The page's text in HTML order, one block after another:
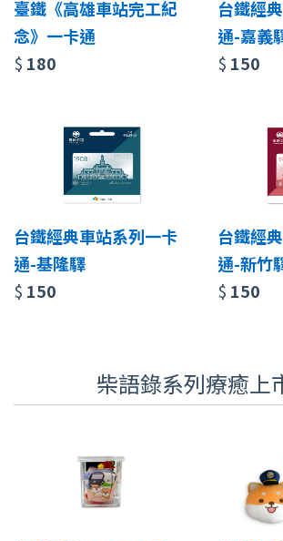
臺鐵《高雄車站完工紀
念》一卡通
$ 180
台鐵經
通-嘉義
$ 150
台鐵經典車站系列一卡
通-基隆驛
$ 150
台鐵經
通-新竹
$ 150
柴語錄系列療癒上